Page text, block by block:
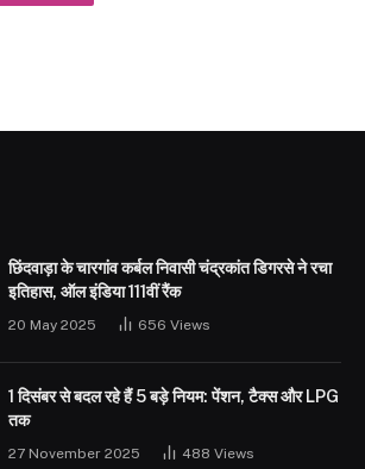
छिंदवाड़ा के चारगांव कर्बल निवासी चंद्रकांत डिगरसे ने रचा
इतिहास, ऑल इंडिया 111वीं रैंक
20 May 2025 656 Views
1 दिसंबर से बदल रहे हैं 5 बड़े नियम: पेंशन, टैक्स और LPG
तक
27 November 2025 488 Views